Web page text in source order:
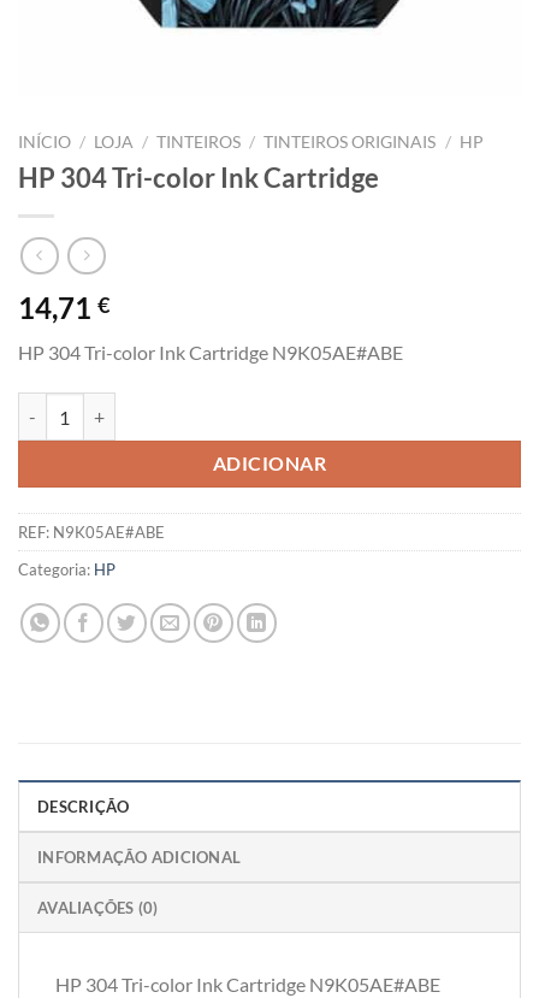
INÍCIO / LOJA / TINTEIROS / TINTEIROS ORIGINAIS / HP
HP 304 Tri-color Ink Cartridge
14,71 €
HP 304 Tri-color Ink Cartridge N9K05AE#ABE
ADICIONAR
REF: N9K05AE#ABE
Categoria: HP
DESCRIÇÃO
INFORMAÇÃO ADICIONAL
AVALIAÇÕES (0)
HP 304 Tri-color Ink Cartridge N9K05AE#ABE